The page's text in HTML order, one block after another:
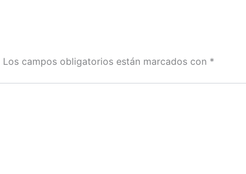
Los campos obligatorios están marcados con *